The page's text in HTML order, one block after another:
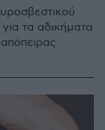
τα αδικήματα